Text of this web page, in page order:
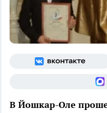
В Йошкар-Оле